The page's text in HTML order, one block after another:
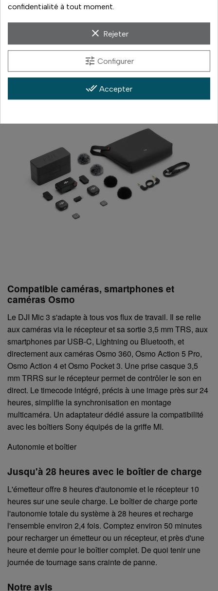
En tournage
Compatible caméras, smartphones et
caméras Osmo
Le DJI Mic 3 s'adapte à tous vos flux de travail. Il se relie
aux caméras via le récepteur et sa sortie 3,5 mm TRS, aux
smartphones par USB-C, Lightning ou Bluetooth, et
directement aux caméras Osmo 360, Osmo Action 5 Pro,
Osmo Action 4 et Osmo Pocket 3. Une prise casque 3,5
mm TRRS sur le récepteur permet de contrôler le son en
direct. Le timecode intégré, précis à une image près sur 24
heures, simplifie la synchronisation en montage
multicaméra. Un adaptateur dédié assure la compatibilité
avec les boîtiers Sony équipés de la griffe MI.
Autonomie et boîtier
Jusqu'à 28 heures avec le boîtier de charge
L'émetteur offre 8 heures d'autonomie et le récepteur 10
heures sur une seule charge. Le boîtier de charge porte
l'autonomie totale du système à 28 heures et recharge
l'ensemble environ 2,4 fois. Comptez environ 50 minutes
pour recharger un émetteur ou un récepteur, et près d'une
heure et demie pour le boîtier complet. De quoi tenir une
journée de tournage sans crainte de panne.
Notre avis
confidentialité à tout moment.
clear Rejeter
tune Configurer
done_all Accepter